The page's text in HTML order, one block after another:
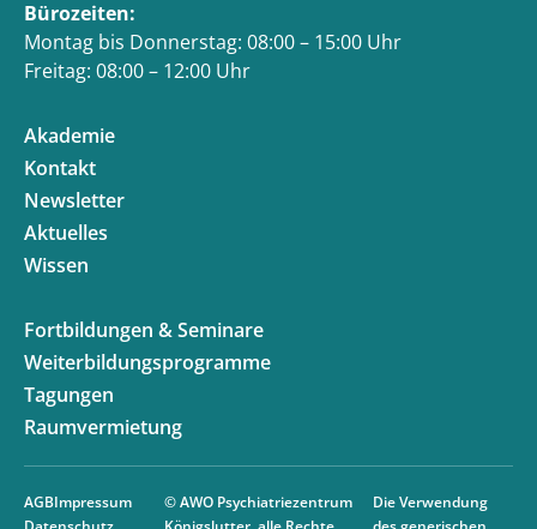
Bürozeiten:
Montag bis Donnerstag: 08:00 – 15:00 Uhr
Freitag: 08:00 – 12:00 Uhr
Akademie
Kontakt
Newsletter
Aktuelles
Wissen
Fortbildungen & Seminare
Weiterbildungsprogramme
Tagungen
Raumvermietung
© AWO Psychiatriezentrum
AGBImpressum
Die Verwendung